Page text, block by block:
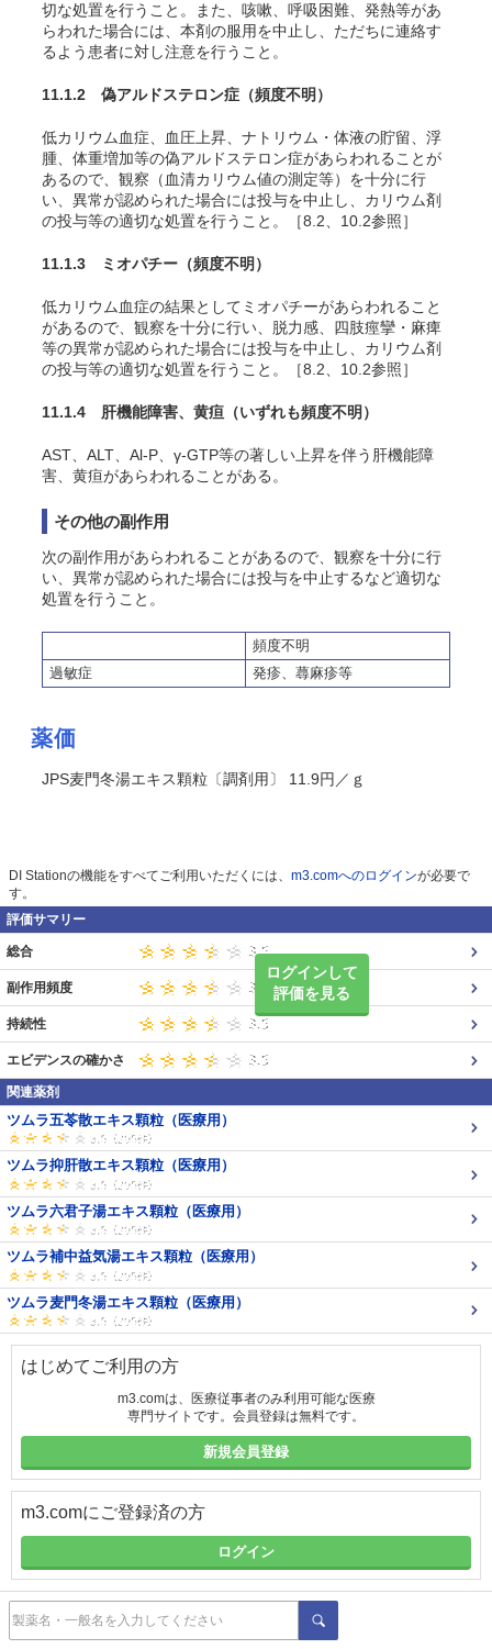
切な処置を行うこと。また、咳嗽、呼吸困難、発熱等があ
らわれた場合には、本剤の服用を中止し、ただちに連絡す
るよう患者に対し注意を行うこと。
11.1.2 偽アルドステロン症 （頻度不明）
低カリウム血症、血圧上昇、ナトリウム・体液の貯留、浮
腫、体重増加等の偽アルドステロン症があらわれることが
あるので、観察（血清カリウム値の測定等）を十分に行
い、異常が認められた場合には投与を中止し、カリウム剤
の投与等の適切な処置を行うこと。［8.2、10.2参照］
11.1.3 ミオパチー （頻度不明）
低カリウム血症の結果としてミオパチーがあらわれること
があるので、観察を十分に行い、脱力感、四肢痙攣・麻痺
等の異常が認められた場合には投与を中止し、カリウム剤
の投与等の適切な処置を行うこと。［8.2、10.2参照］
11.1.4 肝機能障害、黄疸 （いずれも頻度不明）
AST、ALT、Al-P、γ-GTP等の著しい上昇を伴う肝機能障
害、黄疸があらわれることがある。
その他の副作用
次の副作用があらわれることがあるので、観察を十分に行
い、異常が認められた場合には投与を中止するなど適切な
処置を行うこと。
頻度不明
過敏症
発疹、蕁麻疹等
薬価
JPS麦門冬湯エキス顆粒〔調剤用〕 11.9円／ｇ
DI Stationの機能をすべてご利用いただくには、 m3.comへのログインが必要で
す。
評価サマリー
ログインして
評価を見る
総合
副作用頻度
持続性
エビデンスの確かさ
関連薬剤
ツムラ五苓散エキス顆粒（医療用）
ツムラ抑肝散エキス顆粒（医療用）
ツムラ六君子湯エキス顆粒（医療用）
ツムラ補中益気湯エキス顆粒（医療用）
ツムラ麦門冬湯エキス顆粒（医療用）
はじめてご利用の方
m3.comは、医療従事者のみ利用可能な医療
専門サイトです。会員登録は無料です。
新規会員登録
m3.comにご登録済の方
ログイン